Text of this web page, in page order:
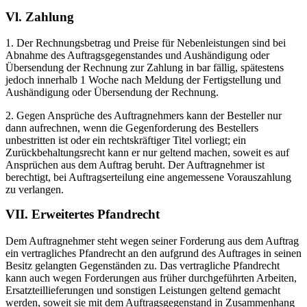
Vl. Zahlung
1. Der Rechnungsbetrag und Preise für Nebenleistungen sind bei
Abnahme des Auftragsgegenstandes und Aushändigung oder
Übersendung der Rechnung zur Zahlung in bar fällig, spätestens
jedoch innerhalb 1 Woche nach Meldung der Fertigstellung und
Aushändigung oder Übersendung der Rechnung.
2. Gegen Ansprüche des Auftragnehmers kann der Besteller nur
dann aufrechnen, wenn die Gegenforderung des Bestellers
unbestritten ist oder ein rechtskräftiger Titel vorliegt; ein
Zurückbehaltungsrecht kann er nur geltend machen, soweit es auf
Ansprüchen aus dem Auftrag beruht. Der Auftragnehmer ist
berechtigt, bei Auftragserteilung eine angemessene Vorauszahlung
zu verlangen.
VII. Erweitertes Pfandrecht
Dem Auftragnehmer steht wegen seiner Forderung aus dem Auftrag
ein vertragliches Pfandrecht an den aufgrund des Auftrages in seinen
Besitz gelangten Gegenständen zu. Das vertragliche Pfandrecht
kann auch wegen Forderungen aus früher durchgeführten Arbeiten,
Ersatzteillieferungen und sonstigen Leistungen geltend gemacht
werden, soweit sie mit dem Auftragsgegenstand in Zusammenhang